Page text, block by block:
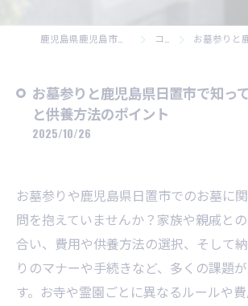
コラム お墓参りと鹿児島県日置
お墓参りと鹿児島県日置市で知っ
と供養方法のポイント
2025/10/26
お墓参りや鹿児島県日置市でのお墓に
問を抱えていませんか？家族や親戚と
合い、費用や供養方法の選択、そして
りのマナーや手続きなど、多くの課題
す。お寺や霊園ごとに異なるルールや